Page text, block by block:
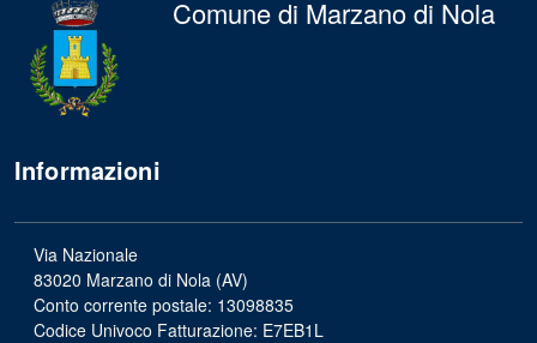
Comune di Marzano di Nola
Informazioni
Via Nazionale
83020 Marzano di Nola (AV)
Conto corrente postale: 13098835
Codice Univoco Fatturazione: E7EB1L